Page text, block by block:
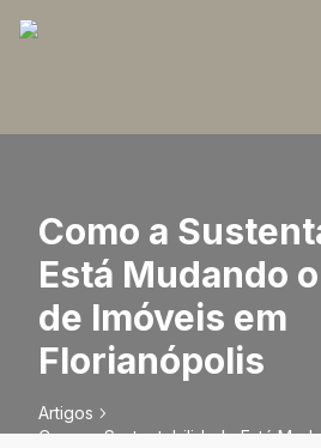
Como a
Está Mudando
de Imóveis em
Florianópolis
Artigos
Como a Sustentabilidade Está